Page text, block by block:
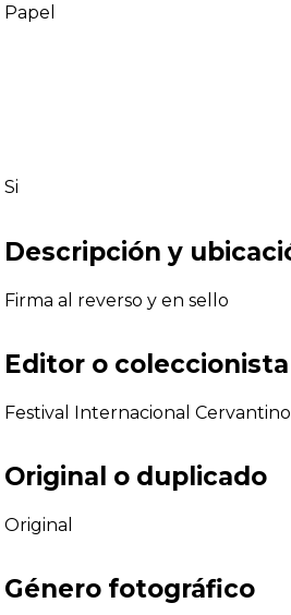
Papel
Si
Descripción y
Firma al reverso y en sello
Editor o coleccionista
Festival Internacional Cervantino
Original o duplicado
Original
Género fotográfico